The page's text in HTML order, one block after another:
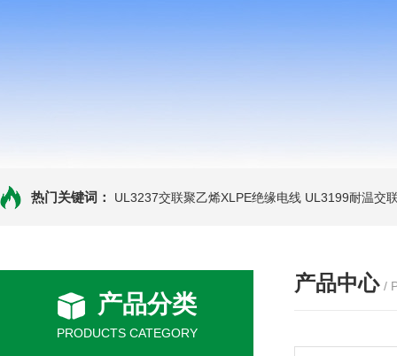
热门关键词： UL3237交联聚乙烯XLPE绝缘电线 UL3199耐温交
产品分类
PRODUCTS CATEGORY
产品中心 /